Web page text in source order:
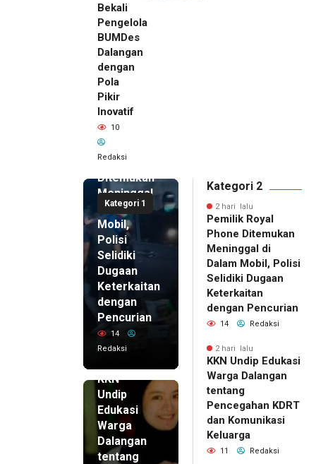
Bekali
Pengelola
BUMDes
Dalangan
dengan
Pola
Pikir
Inovatif
10
Redaksi
Kategori 1
2 hari lalu
Pemilik
Royal
Phone
Ditemukan
Meninggal
di Dalam
Mobil,
Polisi
Selidiki
Dugaan
Keterkaitan
dengan
Pencurian
14
Redaksi
KKN
Undip
Edukasi
Warga
Dalangan
tentang
Kategori 2
2 hari lalu
Pemilik Royal
Phone Ditemukan
Meninggal di
Dalam Mobil, Polisi
Selidiki Dugaan
Keterkaitan
dengan Pencurian
14 Redaksi
2 hari lalu
KKN Undip Edukasi
Warga Dalangan
tentang
Pencegahan KDRT
dan Komunikasi
Keluarga
11 Redaksi